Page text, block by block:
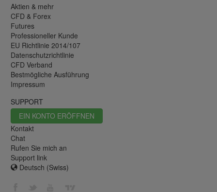
Aktien & mehr
CFD & Forex
Futures
Professioneller Kunde
EU Richtlinie 2014/107
Datenschutzrichtlinie
CFD Verband
Bestmögliche Ausführung
Impressum
SUPPORT
EIN KONTO ERÖFFNEN
Kontakt
Chat
Rufen Sie mich an
Support link
Deutsch (Swiss)